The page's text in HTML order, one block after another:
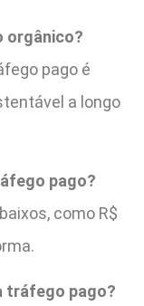
orgânico?
pago é
a longo
pago?
como R$
tráfego pago?